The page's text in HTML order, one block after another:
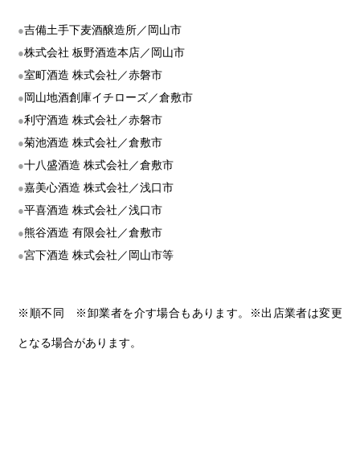
吉備土手下麦酒醸造所／岡山市
株式会社 板野酒造本店／岡山市
室町酒造 株式会社／赤磐市
岡山地酒創庫イチローズ／倉敷市
利守酒造 株式会社／赤磐市
菊池酒造 株式会社／倉敷市
十八盛酒造 株式会社／倉敷市
嘉美心酒造 株式会社／浅口市
平喜酒造 株式会社／浅口市
熊谷酒造 有限会社／倉敷市
宮下酒造 株式会社／岡山市等
※順不同 ※卸業者を介す場合もあります。※出店業者は変更
となる場合があります。